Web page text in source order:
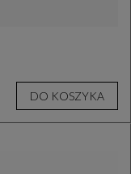
DO KOSZYKA